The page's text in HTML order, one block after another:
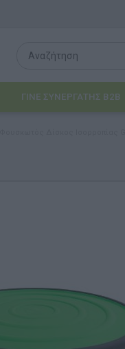
ΓΙΝΕ ΣΥΝΕΡΓΑΤΗΣ B2B